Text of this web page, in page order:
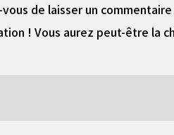
de laisser un
! Vous aurez peut-être la